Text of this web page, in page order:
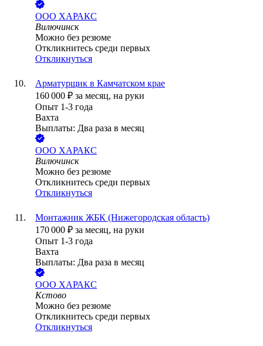
ООО ХАРАКС
Вилючинск
Можно без резюме
Откликнитесь среди первых
Откликнуться
Арматурщик в Камчатском крае
160 000 ₽ за месяц, на руки
Опыт 1-3 года
Вахта
Выплаты: Два раза в месяц
ООО ХАРАКС
Вилючинск
Можно без резюме
Откликнитесь среди первых
Откликнуться
Монтажник ЖБК (Нижегородская область)
170 000 ₽ за месяц, на руки
Опыт 1-3 года
Вахта
Выплаты: Два раза в месяц
ООО ХАРАКС
Кстово
Можно без резюме
Откликнитесь среди первых
Откликнуться